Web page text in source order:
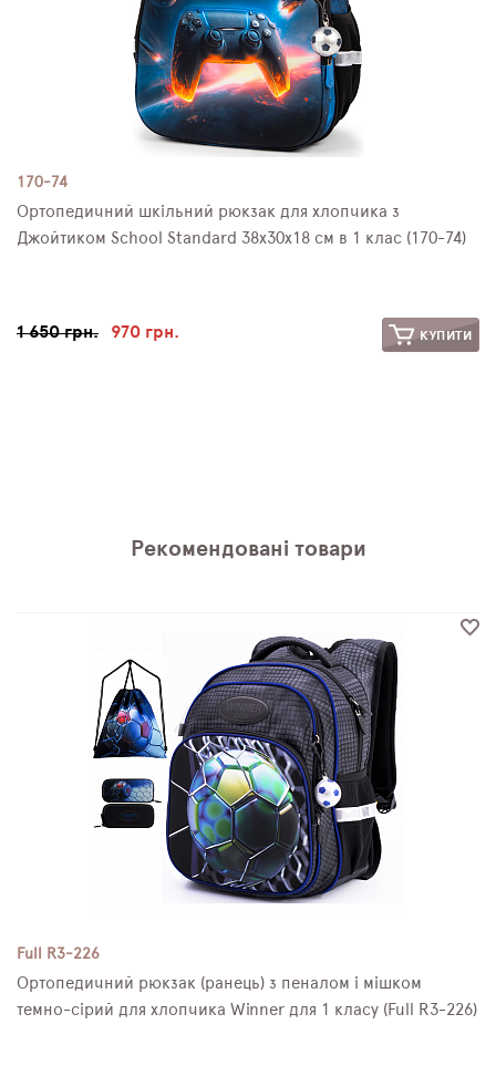
170-74
Ортопедичний шкільний рюкзак для хлопчика з
Джойтиком School Standard 38х30х18 см в 1 клас (170-74)
1 650 грн. 970 грн. КУПИТИ
Рекомендовані товари
Full R3-226
Ортопедичний рюкзак (ранець) з пеналом і мішком
темно-сірий для хлопчика Winner для 1 класу (Full R3-226)